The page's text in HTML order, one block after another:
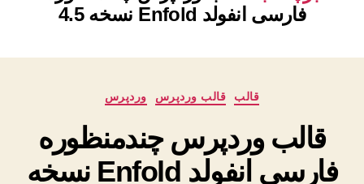
فارسی انفولد Enfold نسخه 4.5
دسته‌ها قالب قالب وردپرس وردپرس
قالب وردپرس چندمنظوره
فارسی انفولد Enfold نسخه